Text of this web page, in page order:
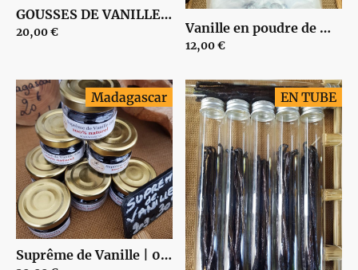
GOUSSES DE VANILLE Bourbon de Madagascar 18/19 cm | 00004
20,00 € Vanille en poudre de Madagascar 18g - 100% gousses de vanille non épuisées - Tube en verre | 00006
12,00 €
Madagascar
Suprême de Vanille | 00013
EN TUBE